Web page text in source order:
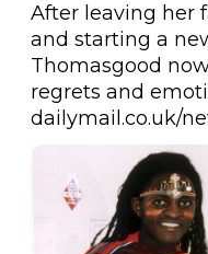
After leaving her
and starting a
Thomasgood
dailymail.co.uk/